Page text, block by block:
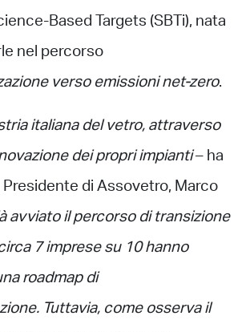
Based Targets (SBTi), nata
nel percorso
verso emissioni net-zero.
italiana del vetro, attraverso
dei propri impianti– ha
di Assovetro, Marco
avviato il percorso di transizione
7 imprese su 10 hanno
roadmap di
. Tuttavia, come osserva il